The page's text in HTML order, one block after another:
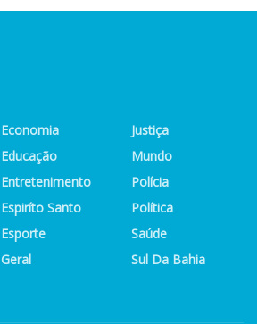
Economia
Educação
Entretenimento
Espiríto Santo
Esporte
Geral
Justiça
Mundo
Polícia
Política
Saúde
Sul Da Bahia